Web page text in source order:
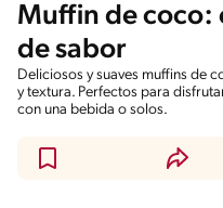
Muffin de coco:
de sabor
Deliciosos y suaves muffins de
y textura. Perfectos para
con una bebida o solos.